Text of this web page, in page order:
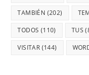
TAMBIÉN (202)
TODOS (110) TUS
VISITAR (144)